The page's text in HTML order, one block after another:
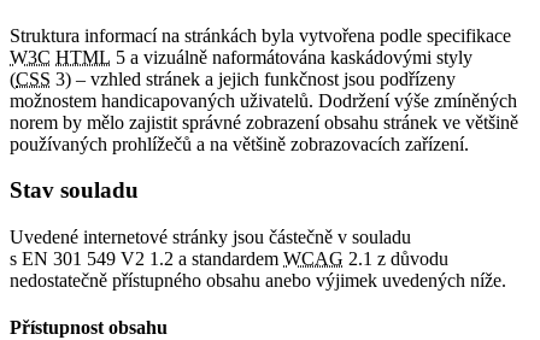
Struktura informací na stránkách byla vytvořena podle specifikace
W3C HTML 5 a vizuálně naformátována kaskádovými styly
(CSS 3) – vzhled stránek a jejich funkčnost jsou podřízeny
možnostem handicapovaných uživatelů. Dodržení výše zmíněných
norem by mělo zajistit správné zobrazení obsahu stránek ve většině
používaných prohlížečů a na většině zobrazovacích zařízení.
Stav souladu
Uvedené internetové stránky jsou částečně v souladu
s EN 301 549 V2 1.2 a standardem WCAG 2.1 z důvodu
nedostatečně přístupného obsahu anebo výjimek uvedených níže.
Přístupnost obsahu